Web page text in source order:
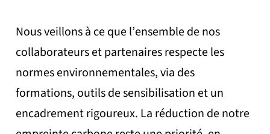
Nous veillons à ce que l’ensemble de nos
collaborateurs et partenaires respecte les
normes environnementales, via des
formations, outils de sensibilisation et un
encadrement rigoureux. La réduction de notre